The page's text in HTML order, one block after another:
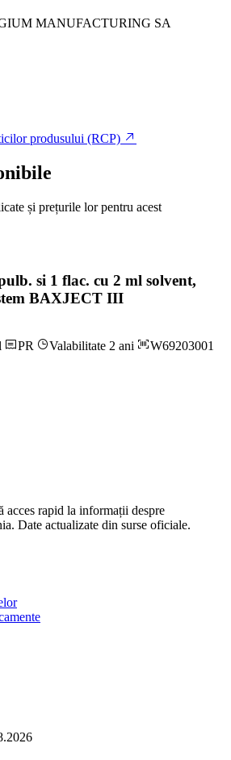
MANUFACTURING SA
produsului (RCP)
și prețurile lor pentru acest
si 1 flac. cu 2 ml solvent,
BAXJECT III
PR Valabilitate 2 ani
W69203001
acces rapid la informații despre
Date actualizate din surse oficiale.